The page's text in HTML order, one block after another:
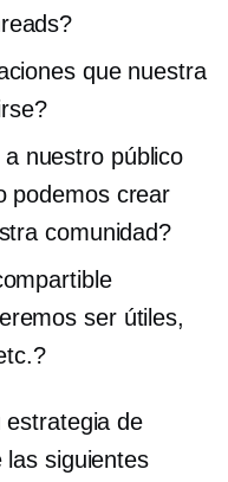
que nuestra
nuestro público
podemos crear
comunidad?
ser útiles,
de
siguientes